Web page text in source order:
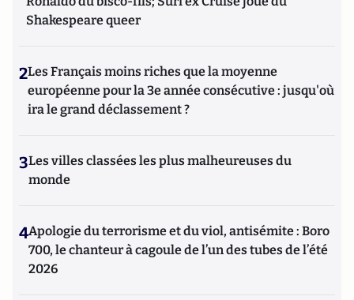
Shakespeare queer
2Les Français moins riches que la moyenne
européenne pour la 3e année consécutive : jusqu'où
ira le grand déclassement ?
3Les villes classées les plus malheureuses du
monde
4Apologie du terrorisme et du viol, antisémite : Boro
700, le chanteur à cagoule de l’un des tubes de l’été
2026